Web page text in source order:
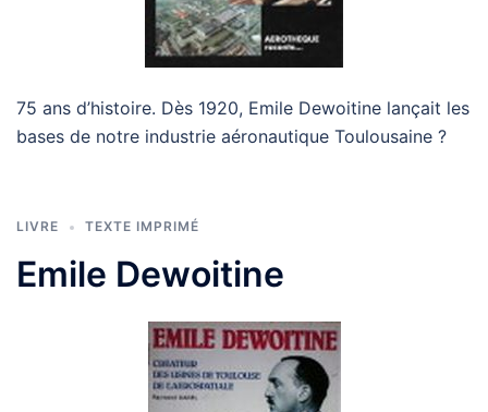
75 ans d’histoire. Dès 1920, Emile Dewoitine lançait les
bases de notre industrie aéronautique Toulousaine ?
LIVRE TEXTE IMPRIMÉ
Emile Dewoitine